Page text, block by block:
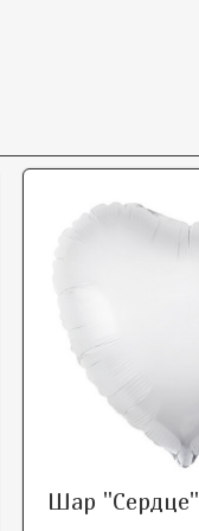
Шар "Сердце"